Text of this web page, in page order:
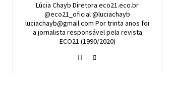
Lúcia Chayb Diretora eco21.eco.br
@eco21_oficial @luciachayb
luciachayb@gmail.com Por trinta anos foi
a jornalista responsável pela revista
ECO21 (1990/2020)